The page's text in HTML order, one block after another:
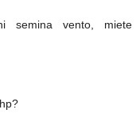
semina vento, miete